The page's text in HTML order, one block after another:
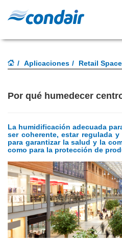
Aplicaciones Retail
Por qué humedecer
La humidificación adecuada
ser coherente, estar regulada
para garantizar la salud y la
como para la protección de